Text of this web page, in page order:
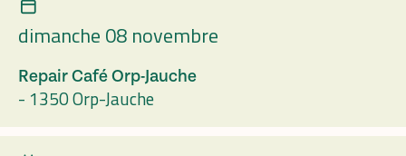
dimanche 08 novembre
Repair Café Orp-Jauche
- 1350 Orp-Jauche